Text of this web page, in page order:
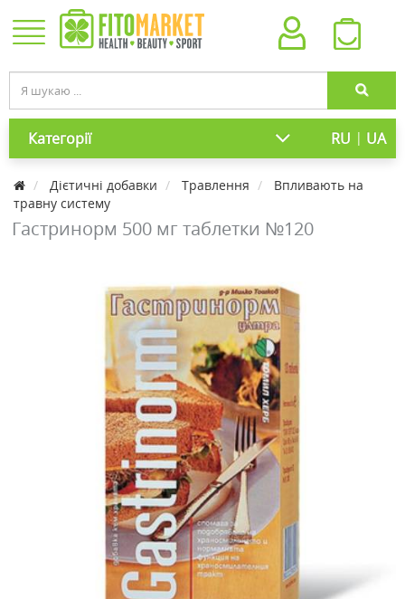
Категорії RU | UA
Дієтичні добавки Травлення
Впливають на
травну систему
Гастринорм 500 мг таблетки №120